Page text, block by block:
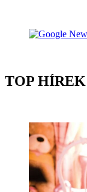
TOP HÍREK